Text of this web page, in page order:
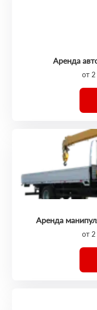
Аренда
от
Аренда
от